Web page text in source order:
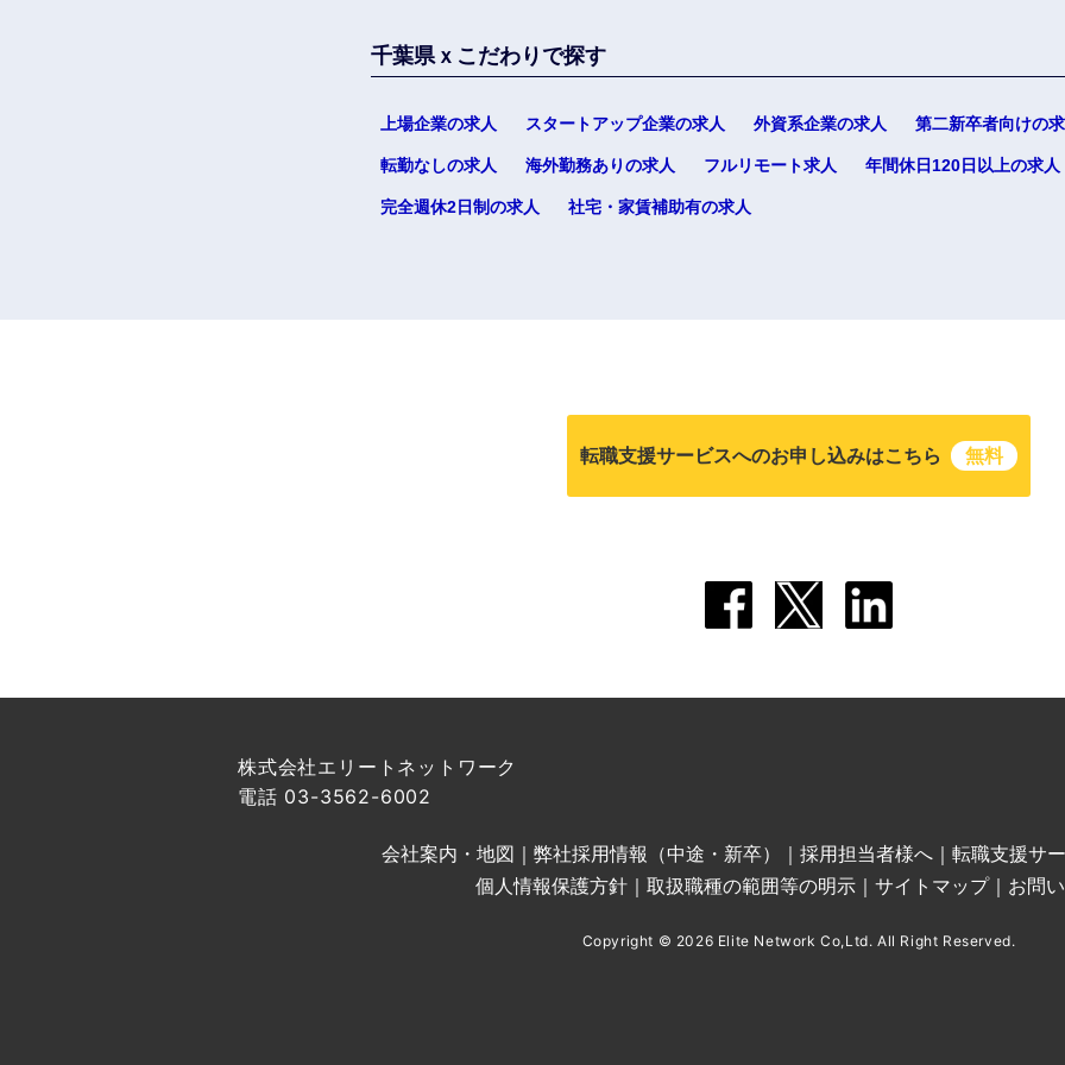
選択する
選択する
選択する
選択する
千葉県ｘこだわりで探す
上場企業の求人 スタートアップ企業の求人 外資系企業の求人 第二新卒者向けの
転勤なしの求人 海外勤務ありの求人 フルリモート求人 年間休日120日以上の求人
完全週休2日制の求人 社宅・家賃補助有の求人
転職支援サービスへのお申し込みはこちら 無料
株式会社エリートネットワーク
電話 03-3562-6002
会社案内・地図 ｜ 弊社採用情報（中途・新卒） ｜ 採用担当者様へ ｜ 転職支援サ
個人情報保護方針 ｜ 取扱職種の範囲等の明示 ｜ サイトマップ｜ お問
Copyright © 2026 Elite Network Co,Ltd. All Right Reserved.